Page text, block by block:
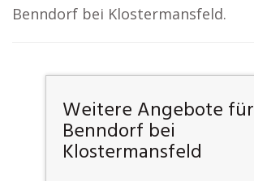
Benndorf bei Klostermansfeld.
Weitere Angebote für
Benndorf bei
Klostermansfeld